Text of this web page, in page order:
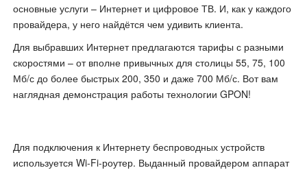
основные услуги – Интернет и цифровое ТВ. И, как у каждого
провайдера, у него найдётся чем удивить клиента.
Для выбравших Интернет предлагаются тарифы с разными
скоростями – от вполне привычных для столицы 55, 75, 100
Мб/с до более быстрых 200, 350 и даже 700 Мб/с. Вот вам
наглядная демонстрация работы технологии GPON!
Для подключения к Интернету беспроводных устройств
используется Wi-Fi-роутер. Выданный провайдером аппарат